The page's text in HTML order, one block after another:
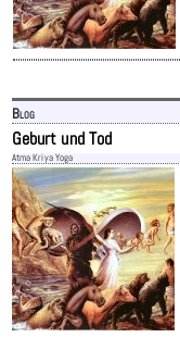
Blog
Geburt und Tod
Atma Kriya Yoga